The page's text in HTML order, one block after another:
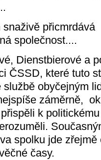
přicmrdává
společnost....
Dienstbierové a
ČSSD, které tuto
obyčejným
záměrně,
přispěli k
spolku jde
časy.